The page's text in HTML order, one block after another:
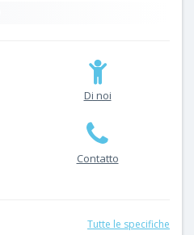
Di noi
Contatto
Tutte le specifiche